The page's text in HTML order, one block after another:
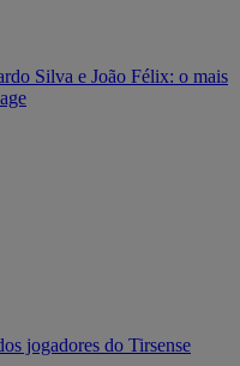
Silva e João Félix: o mais
jogadores do Tirsense